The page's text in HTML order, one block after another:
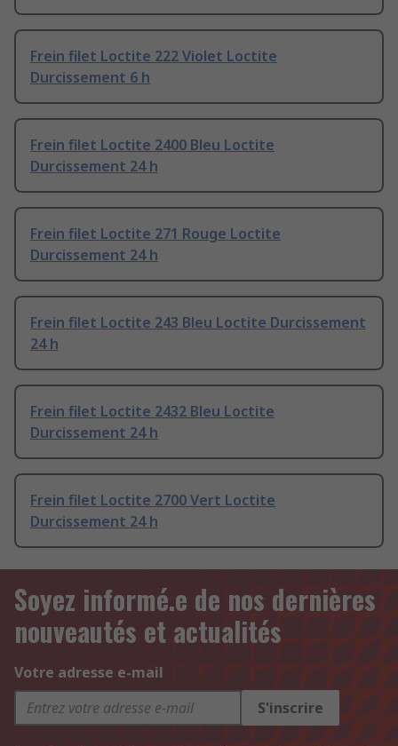
Frein filet Loctite 222 Violet Loctite
Durcissement 6 h
Frein filet Loctite 2400 Bleu Loctite
Durcissement 24 h
Frein filet Loctite 271 Rouge Loctite
Durcissement 24 h
Frein filet Loctite 243 Bleu Loctite Durcissement
24 h
Frein filet Loctite 2432 Bleu Loctite
Durcissement 24 h
Frein filet Loctite 2700 Vert Loctite
Durcissement 24 h
Soyez informé.e de nos dernières
nouveautés et actualités
Votre adresse e-mail
S'inscrire